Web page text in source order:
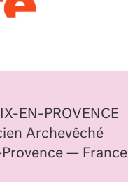
EN-PROVENCE
Archevêché
— France